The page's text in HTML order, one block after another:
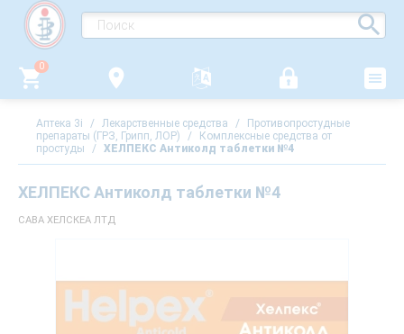
0
Аптека 3i / Лекарственные средства /
Противопростудные
препараты (ГРЗ, Грипп, ЛОР)
/
Комплексные средства от
простуды
/ ХЕЛПЕКС Антиколд таблетки №4
ХЕЛПЕКС Антиколд таблетки №4
САВА ХЕЛСКЕА ЛТД